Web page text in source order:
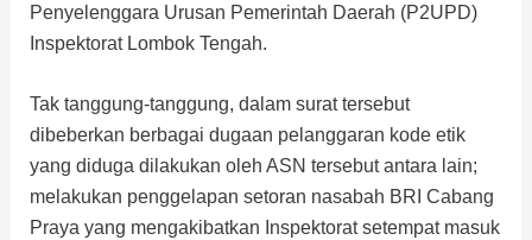
Penyelenggara Urusan Pemerintah Daerah (P2UPD)
Inspektorat Lombok Tengah.
Tak tanggung-tanggung, dalam surat tersebut
dibeberkan berbagai dugaan pelanggaran kode etik
yang diduga dilakukan oleh ASN tersebut antara lain;
melakukan penggelapan setoran nasabah BRI Cabang
Praya yang mengakibatkan Inspektorat setempat masuk